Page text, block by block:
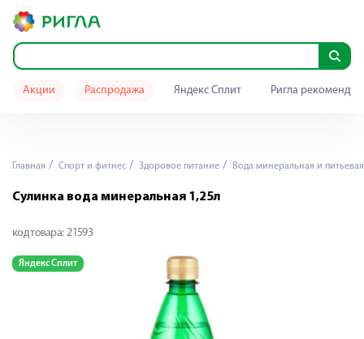
Акции Распродажа Яндекс Сплит Ригла
Главная Спорт и фитнес Здоровое питание Вода минеральная и питьевая
Сулинка вода минеральная 1,25л
код товара: 21593
Яндекс Сплит